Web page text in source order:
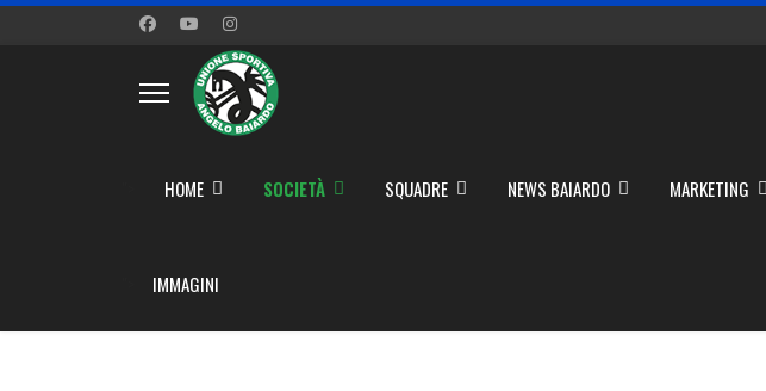
HOME SOCIETÀ SQUADRE NEWS BAIARDO MARKETING
IMMAGINI